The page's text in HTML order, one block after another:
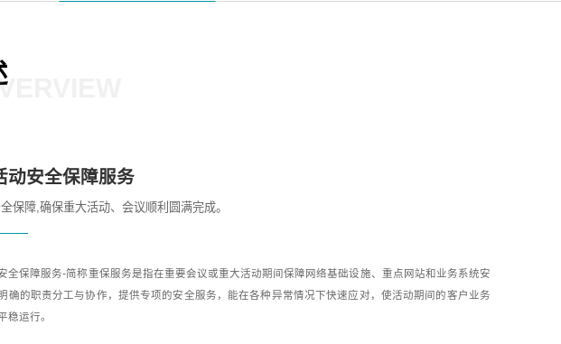
动安全保障服务
保障,确保重大活动、会议顺利圆满完成。
全保障服务-简称重保服务是指在重要会议或重大活动期间保障网络基础设施、重点网站和业务系统安
确的职责分工与协作，提供专项的安全服务，能在各种异常情况下快速应对，使活动期间的客户业务
稳运行。